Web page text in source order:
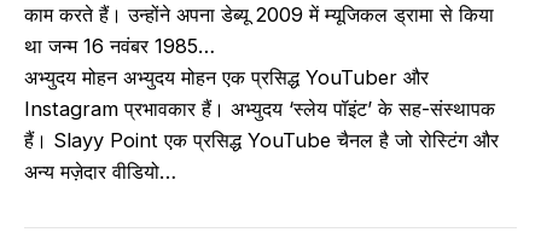
काम करते हैं। उन्होंने अपना डेब्यू 2009 में म्यूजिकल ड्रामा से किया
था जन्म 16 नवंबर 1985…
अभ्युदय मोहन अभ्युदय मोहन एक प्रसिद्ध YouTuber और
Instagram प्रभावकार हैं। अभ्युदय ‘स्लेय पॉइंट’ के सह-संस्थापक
हैं। Slayy Point एक प्रसिद्ध YouTube चैनल है जो रोस्टिंग और
अन्य मज़ेदार वीडियो…